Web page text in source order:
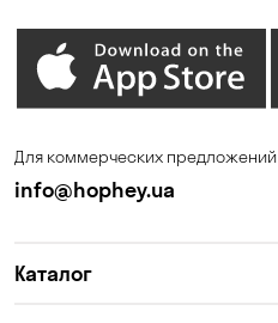
Елизаветовка
Калиновка
Для коммерческих предложений
info@hophey.ua
Каталог